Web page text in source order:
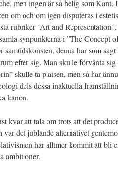
men ingen är så helig som Kant.
om och om igen disputeras i
rubriker ”Art and
synpunkterna i ”The Concept
samtidskonsten, denna har som
efter sig. Man skulle förvänta sig
skulle ta platsen, men så har
dels dessa inaktuella
kanon.
kvar att tala om trots att det
var det jublande alternativet
har alltmer kommit att bli
ambitioner.